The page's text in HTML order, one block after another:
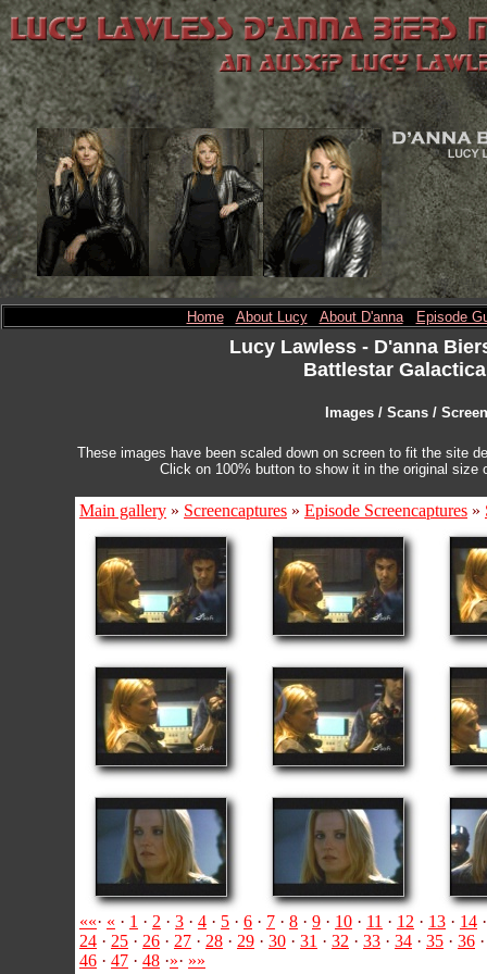
Home About Lucy About D'anna Episode
Lucy Lawless - D'anna
Battlestar
Images / Scans /
These images have been scaled down on screen to fit the site
Click on 100% button to show it in the original
Main gallery » Screencaptures » Episode Screencaptures »
««· « · 1 · 2 · 3 · 4 · 5 · 6 · 7 · 8 · 9 · 10 · 11 · 12 · 13 · 14
24 · 25 · 26 · 27 · 28 · 29 · 30 · 31 · 32 · 33 · 34 · 35 · 36
46 · 47 · 48 ·»· »»